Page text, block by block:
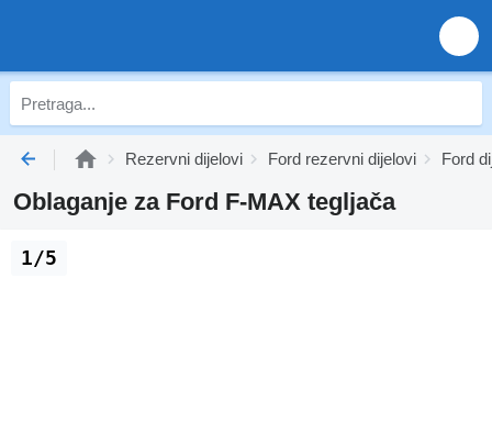
Rezervni dijelovi Ford rezervni dijelovi Ford
Oblaganje za Ford F-MAX tegljača
1/5